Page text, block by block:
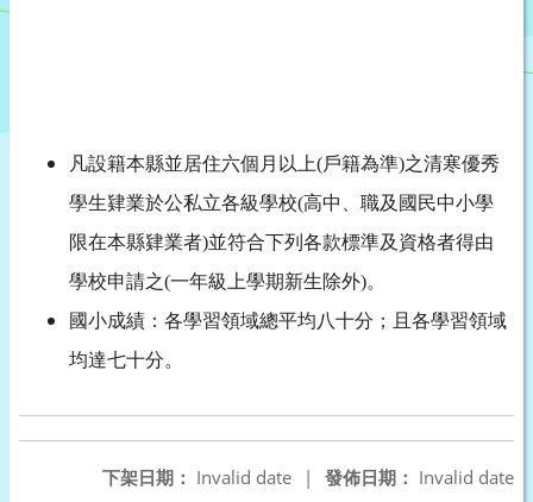
凡設籍本縣並居住六個月以上(戶籍為準)之清寒優秀
學生肄業於公私立各級學校(高中、職及國民中小學
限在本縣肄業者)並符合下列各款標準及資格者得由
學校申請之(一年級上學期新生除外)。
國小成績：各學習領域總平均八十分；且各學習領域
均達七十分。
發佈日期： Invalid date
下架日期： Invalid date
|